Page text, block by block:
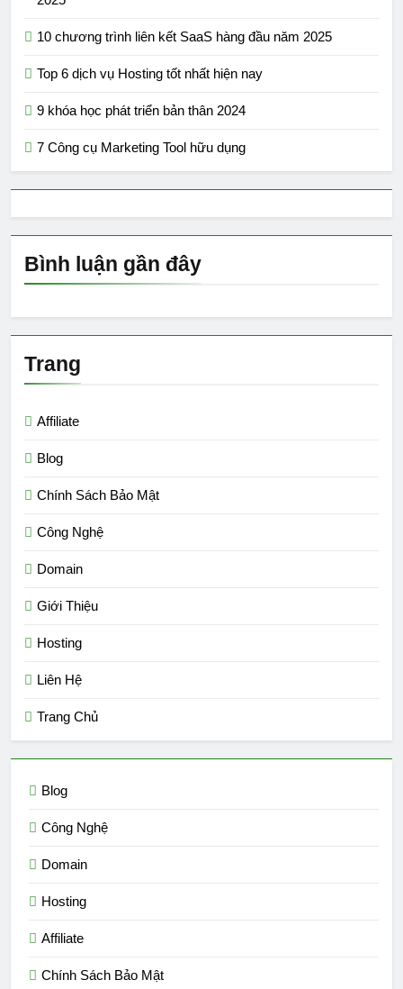
10 chương trình liên kết SaaS hàng đầu năm 2025
Top 6 dịch vụ Hosting tốt nhất hiện nay
9 khóa học phát triển bản thân 2024
7 Công cụ Marketing Tool hữu dụng
Bình luận gần đây
Trang
Affiliate
Blog
Chính Sách Bảo Mật
Công Nghệ
Domain
Giới Thiệu
Hosting
Liên Hệ
Trang Chủ
Blog
Công Nghệ
Domain
Hosting
Affiliate
Chính Sách Bảo Mật